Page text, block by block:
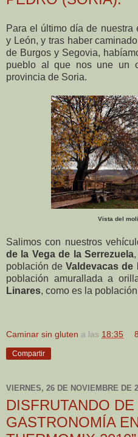
Para el último día de nuestra
y León, y tras haber
de Burgos y Segovia,
pueblo al que nos une un
provincia de Soria.
Vista del
Salimos con nuestros
de la Vega de la Serrezuela
población deValdevacas de
población amurallada a
Linares, como es la
Caminar sin gluten a las 18:35
Compartir
VIERNES, 26 DE NOVIEMBRE DE
DISFRUTANDO DE
GASTRONOMÍA